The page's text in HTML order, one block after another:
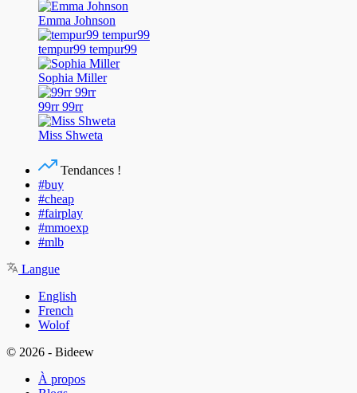
Emma Johnson
tempur99 tempur99
Sophia Miller
99rr 99rr
Miss Shweta
Tendances !
#buy
#cheap
#fairplay
#mmoexp
#mlb
Langue
English
French
Wolof
© 2026 - Bideew
À propos